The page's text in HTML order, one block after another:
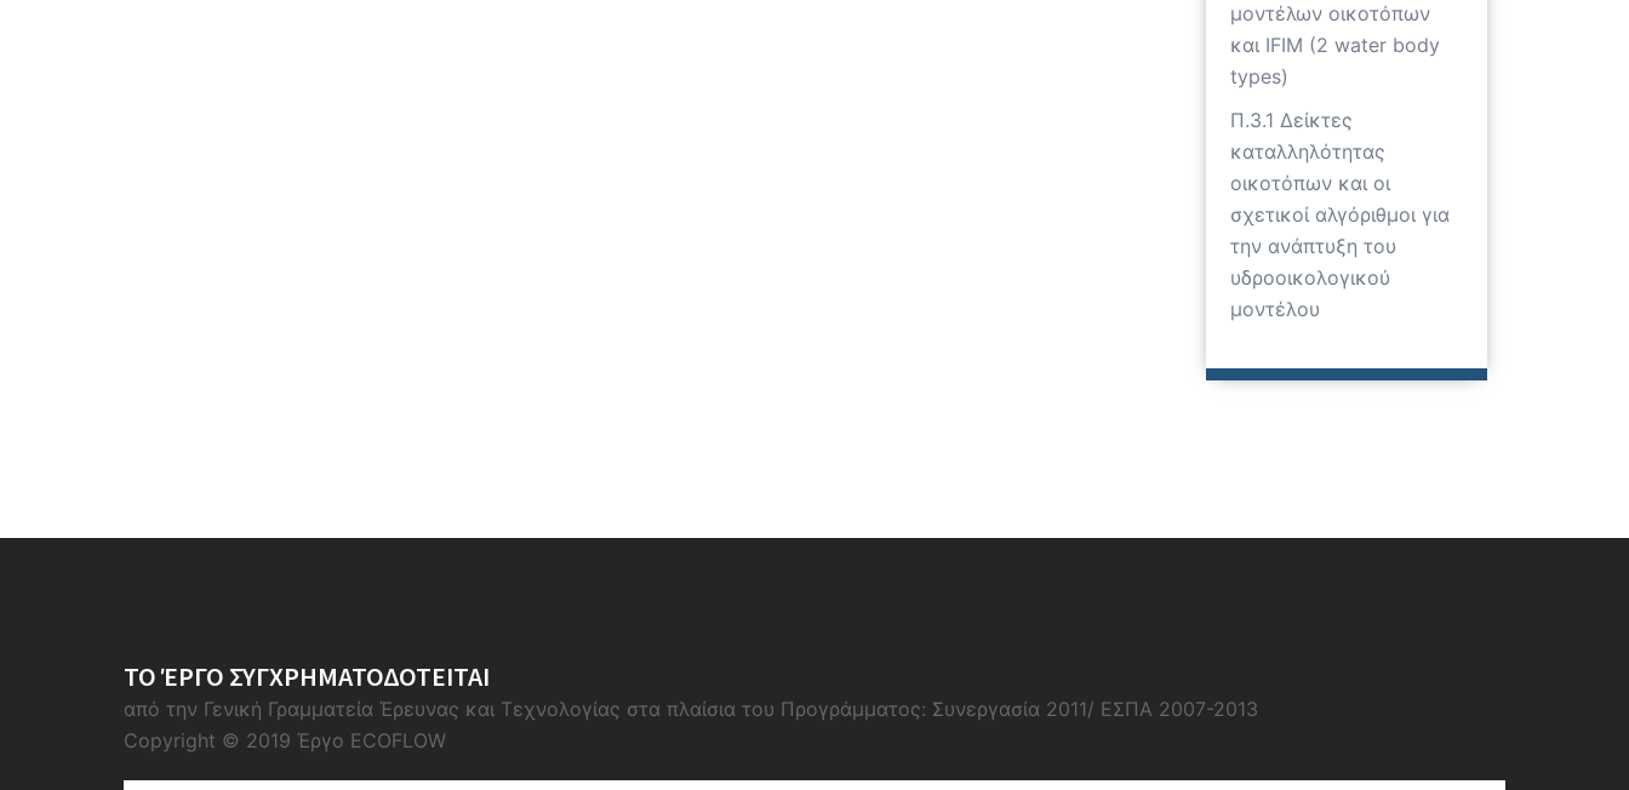
μοντέλων οικοτόπων
και IFIM (2 water body
types)
Π.3.1 Δείκτες
καταλληλότητας
οικοτόπων και οι
σχετικοί αλγόριθμοι για
την ανάπτυξη του
υδροοικολογικού
μοντέλου
ΤΟ ΈΡΓΟ ΣΥΓΧΡΗΜΑΤΟΔΟΤΕΙΤΑΙ
από την Γενική Γραμματεία Έρευνας και Τεχνολογίας στα πλαίσια του Προγράμματος: Συνεργασία 2011/ ΕΣΠΑ 2007-2013
Copyright © 2019 Έργο ECOFLOW